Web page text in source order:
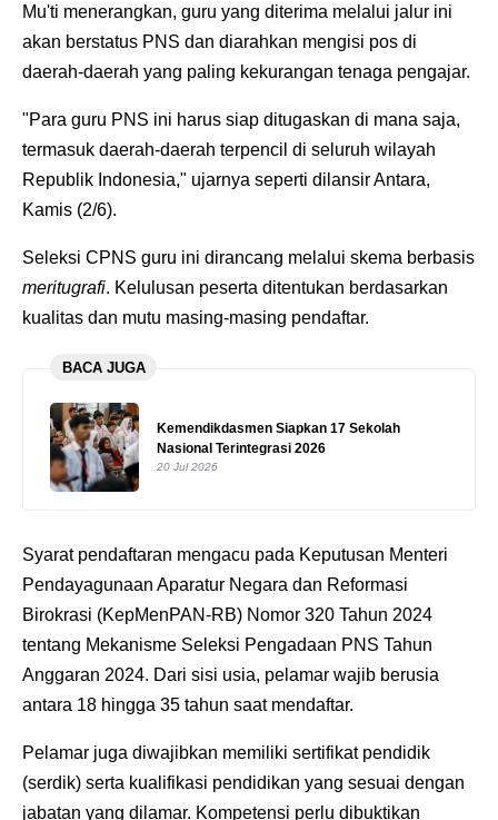
Mu'ti menerangkan, guru yang diterima melalui jalur ini
akan berstatus PNS dan diarahkan mengisi pos di
daerah-daerah yang paling kekurangan tenaga pengajar.
"Para guru PNS ini harus siap ditugaskan di mana saja,
termasuk daerah-daerah terpencil di seluruh wilayah
Republik Indonesia," ujarnya seperti dilansir Antara,
Kamis (2/6).
Seleksi CPNS guru ini dirancang melalui skema berbasis
meritugrafi. Kelulusan peserta ditentukan berdasarkan
kualitas dan mutu masing-masing pendaftar.
BACA JUGA
Kemendikdasmen Siapkan 17 Sekolah
Nasional Terintegrasi 2026
20 Jul 2026
Syarat pendaftaran mengacu pada Keputusan Menteri
Pendayagunaan Aparatur Negara dan Reformasi
Birokrasi (KepMenPAN-RB) Nomor 320 Tahun 2024
tentang Mekanisme Seleksi Pengadaan PNS Tahun
Anggaran 2024. Dari sisi usia, pelamar wajib berusia
antara 18 hingga 35 tahun saat mendaftar.
Pelamar juga diwajibkan memiliki sertifikat pendidik
(serdik) serta kualifikasi pendidikan yang sesuai dengan
jabatan yang dilamar. Kompetensi perlu dibuktikan